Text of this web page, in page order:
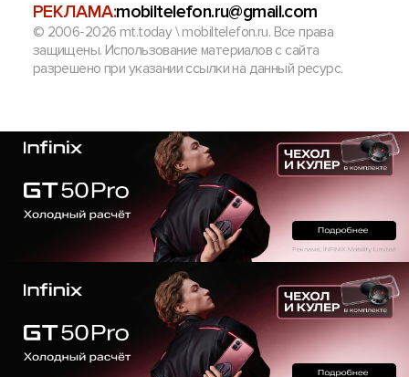
РЕКЛАМА:mobiltelefon.ru@gmail.com
© 2006-2026 mt.today \ mobiltelefon.ru. Все права
защищены. Использование материалов с сайта
разрешено при указании ссылки на данный ресурс.